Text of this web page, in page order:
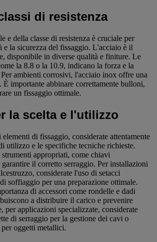
di resistenza
e della classe di resistenza è cruciale per
e la sicurezza del fissaggio. L'acciaio è il
disponibile in diverse qualità e finiture. Le
la 8.8 o la 10.9, indicano la forza e la
ambienti corrosivi, l'acciaio inox offre una
È importante abbinare correttamente bulloni,
un fissaggio ottimale.
la scelta e l'utilizzo
di fissaggio, considerate attentamente
utilizzo e le specifiche tecniche richieste.
appropriati, come chiavi
il corretto serraggio. Per installazioni
considerate l'uso di setacci
soffiaggio per una preparazione ottimale.
di accessori come rondelle e dadi
a distribuire il carico e prevenire
per applicazioni specializzate, considerate
di serraggio per la gestione dei cavi o
oggetti metallici.